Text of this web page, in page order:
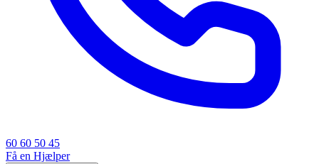
60 60 50 45
Få en Hjælper